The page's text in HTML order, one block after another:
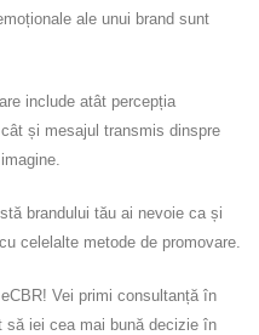
ale unui brand sunt
include atât percepția
și mesajul transmis dinspre
brandului tău ai nevoie ca și
celelalte metode de promovare.
Vei primi consultanță în
iei cea mai bună decizie în